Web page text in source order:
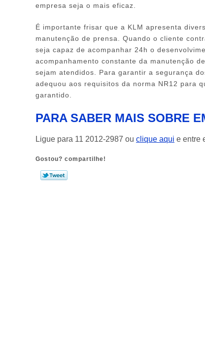
empresa seja o mais eficaz.
É importante frisar que a KLM apresenta
manutenção de prensa. Quando o cliente
seja capaz de acompanhar 24h o
acompanhamento constante da manutenção
sejam atendidos. Para garantir a segurança
adequou aos requisitos da norma NR12 para
garantido.
PARA SABER MAIS SOBRE
Ligue para 11 2012-2987 ou clique aqui e entre
Gostou? compartilhe!